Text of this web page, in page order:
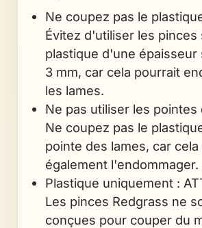
Ne coupez pas le
Évitez d'utiliser les pinces
plastique d'une épaisseur
3 mm, car cela pourrait
les lames.
Ne pas utiliser les pointes
Ne coupez pas le
pointe des lames, car
également l'endommager.
Plastique uniquement :
Les pinces Redgrass ne
conçues pour couper du